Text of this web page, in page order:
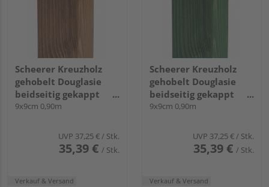
Scheerer Kreuzholz
gehobelt Douglasie
beidseitig gekappt
transparent lasiert -
9x9cm 0,90m
UVP 37,25 €/ Stk.
35,39 € / Stk.
Verkauf & Versand
Scheerer Kreuzholz
gehobelt Douglasie
beidseitig gekappt
transparent lasiert -
9x9cm 0,90m
UVP 37,25 €/ Stk.
35,39 € / Stk.
Verkauf & Versand